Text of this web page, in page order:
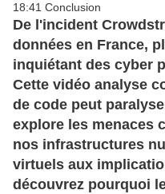
18:41 Conclusion
De l'incident
données en France,
inquiétant des cyber
Cette vidéo analyse
de code peut
explore les menaces
nos infrastructures
virtuels aux
découvrez pourquoi